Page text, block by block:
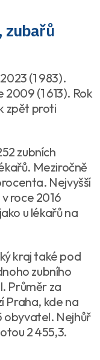
zubařů
(1 983).
(1 613). Rok
zpět proti
zubních
Meziročně
Nejvyšší
roce 2016
u lékařů na
kraj také pod
zubního
Průměr za
Praha, kde na
obyvatel. Nejhůř
2 455,3.